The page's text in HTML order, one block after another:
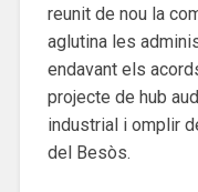
reunit de nou la
aglutina les
endavant els
projecte de hub
industrial i omplir
del Besòs.